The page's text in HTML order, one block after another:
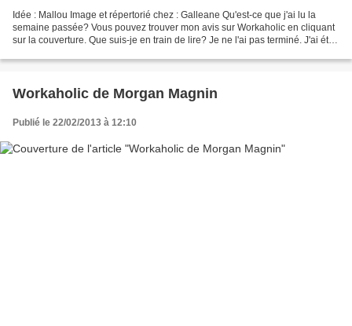
Idée : Mallou Image et répertorié chez : Galleane Qu'est-ce que j'ai lu la
semaine passée? Vous pouvez trouver mon avis sur Workaholic en cliquant
sur la couverture. Que suis-je en train de lire? Je ne l'ai pas terminé. J'ai été
Workaholic de Morgan Magnin
Publié le 22/02/2013 à 12:10